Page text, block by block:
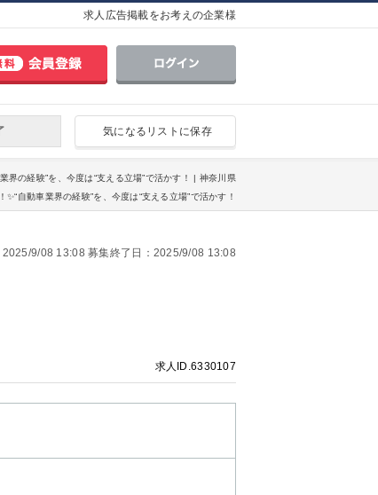
求人広告掲載をお考えの企業様
気になるリストに保存
の経験”を、今度は“支える立場”で活かす！ | 神奈川県
自動車業界の経験”を、今度は“支える立場”で活かす！
2025/9/08 13:08 募集終了日：2025/9/08 13:08
求人ID.6330107